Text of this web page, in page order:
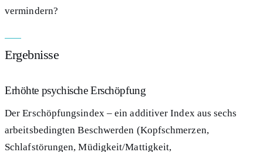
vermindern?
Ergebnisse
Erhöhte psychische Erschöpfung
Der Erschöpfungsindex – ein additiver Index aus sechs
arbeitsbedingten Beschwerden (Kopfschmerzen,
Schlafstörungen, Müdigkeit/Mattigkeit,